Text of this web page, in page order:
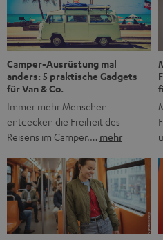
Pop, kleine Schwärmereien
Jubiläum werfen wir einen
Jugendmarke: Wie die
Camper-Ausrüstung mal
anders: 5 praktische Gadgets
für Van & Co.
Immer mehr Menschen
entdecken die Freiheit des
Reisens im Camper.… mehr